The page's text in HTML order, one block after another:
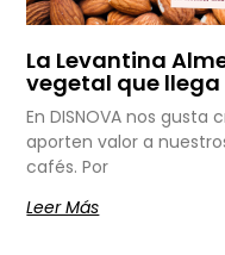
La Levantina
vegetal que llega
En DISNOVA nos
aporten valor a
cafés. Por
Leer Más